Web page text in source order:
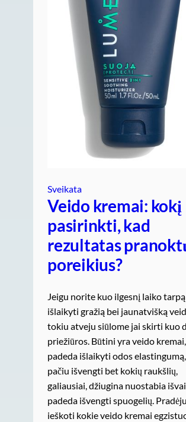
Sveikata
Veido kremai: kokį
pasirinkti, kad
rezultatas
poreikius?
Jeigu norite kuo ilgesnį laiko tarpą
išlaikyti gražią bei jaunatvišką
tokiu atveju siūlome jai skirti kuo
priežiūros. Būtini yra veido
padeda išlaikyti odos
pačiu išvengti bet kokių raukšlių,
galiausiai, džiugina nuostabia
padeda išvengti spuogelių.
ieškoti kokie veido kremai